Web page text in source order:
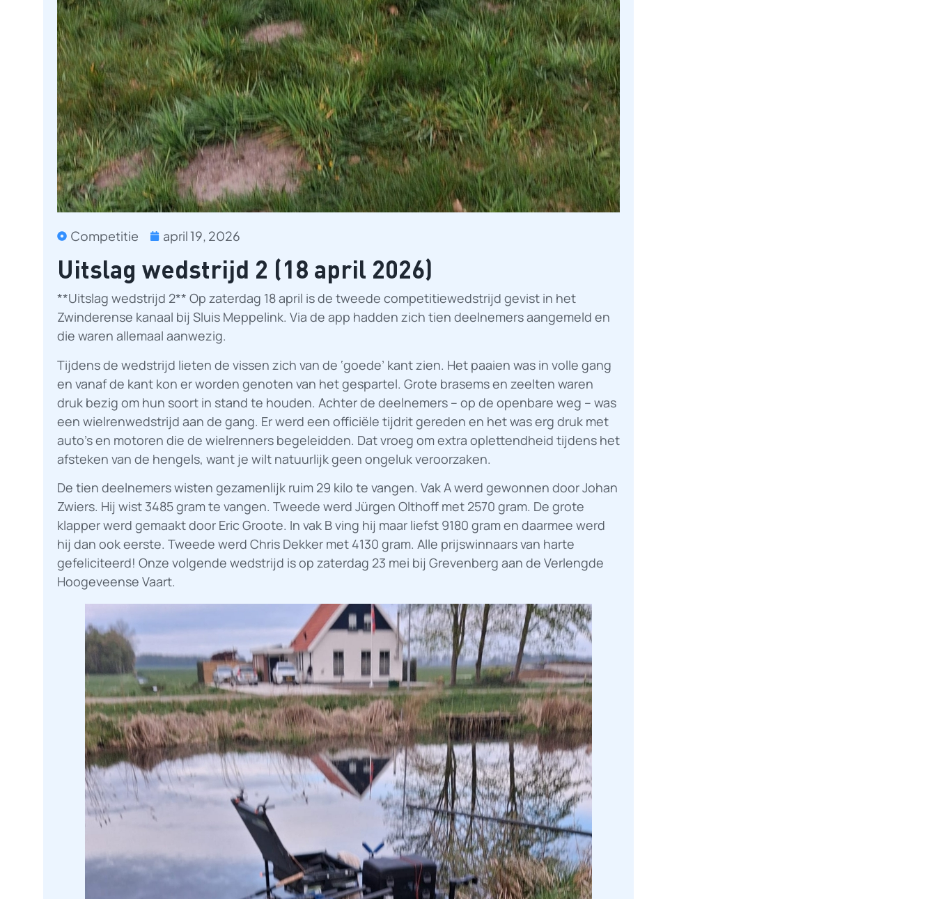
Competitie april 19, 2026
Uitslag wedstrijd 2 (18 april 2026)
**Uitslag wedstrijd 2** Op zaterdag 18 april is de tweede competitiewedstrijd gevist in het
Zwinderense kanaal bij Sluis Meppelink. Via de app hadden zich tien deelnemers aangemeld en
die waren allemaal aanwezig.
Tijdens de wedstrijd lieten de vissen zich van de ‘goede’ kant zien. Het paaien was in volle gang
en vanaf de kant kon er worden genoten van het gespartel. Grote brasems en zeelten waren
druk bezig om hun soort in stand te houden. Achter de deelnemers – op de openbare weg – was
een wielrenwedstrijd aan de gang. Er werd een officiële tijdrit gereden en het was erg druk met
auto’s en motoren die de wielrenners begeleidden. Dat vroeg om extra oplettendheid tijdens het
afsteken van de hengels, want je wilt natuurlijk geen ongeluk veroorzaken.
De tien deelnemers wisten gezamenlijk ruim 29 kilo te vangen. Vak A werd gewonnen door Johan
Zwiers. Hij wist 3485 gram te vangen. Tweede werd Jürgen Olthoff met 2570 gram. De grote
klapper werd gemaakt door Eric Groote. In vak B ving hij maar liefst 9180 gram en daarmee werd
hij dan ook eerste. Tweede werd Chris Dekker met 4130 gram. Alle prijswinnaars van harte
gefeliciteerd! Onze volgende wedstrijd is op zaterdag 23 mei bij Grevenberg aan de Verlengde
Hoogeveense Vaart.